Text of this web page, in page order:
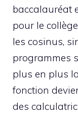
baccalauréat
pour le
les cosinus,
programmes
plus en plus
fonction
des